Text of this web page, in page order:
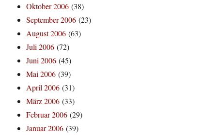
Oktober 2006 (38)
September 2006 (23)
August 2006 (63)
Juli 2006 (72)
Juni 2006 (45)
Mai 2006 (39)
April 2006 (31)
März 2006 (33)
Februar 2006 (29)
Januar 2006 (39)